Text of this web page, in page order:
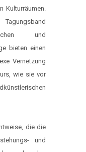
Kulturräumen.
und
bieten einen
Vernetzung
wie sie vor
die die
und